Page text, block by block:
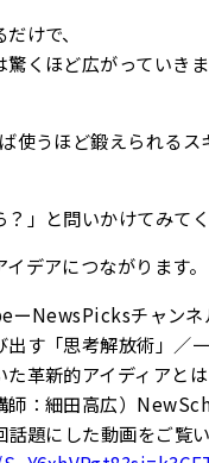
けで、
くほど広がっていきま
使うほど鍛えられるス
」と問いかけてみてく
デアにつながります。
ーNewsPicksチャンネ
す「思考解放術」／
た革新的アイディアと
師：細田高広）
題にした動画をご覧い